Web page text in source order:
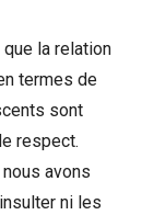
la relation
termes de
sont
respect.
avons
ni les